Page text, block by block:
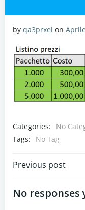
by qa3prxel on
Categories:
No
Tags:
No Tag
articoli
Previous post
No responses